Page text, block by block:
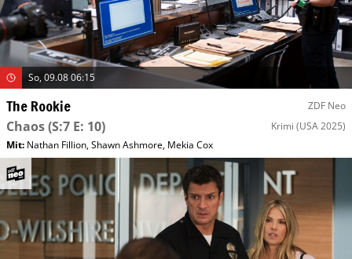
So, 09.08 06:15
The Rookie ZDF Neo
Chaos(S:7 E: 10) Krimi (USA 2025)
Mit: Nathan Fillion,Shawn Ashmore, Mekia Cox